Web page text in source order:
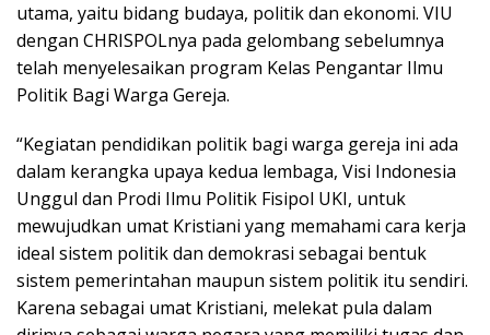
utama, yaitu bidang budaya, politik dan ekonomi. VIU
dengan CHRISPOLnya pada gelombang sebelumnya
telah menyelesaikan program Kelas Pengantar Ilmu
Politik Bagi Warga Gereja.
“Kegiatan pendidikan politik bagi warga gereja ini ada
dalam kerangka upaya kedua lembaga, Visi Indonesia
Unggul dan Prodi Ilmu Politik Fisipol UKI, untuk
mewujudkan umat Kristiani yang memahami cara kerja
ideal sistem politik dan demokrasi sebagai bentuk
sistem pemerintahan maupun sistem politik itu sendiri.
Karena sebagai umat Kristiani, melekat pula dalam